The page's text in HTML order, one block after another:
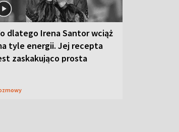
dlatego Irena Santor wciąż
tyle energii. Jej recepta
zaskakująco prosta